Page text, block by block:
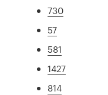
730
57
581
1427
814